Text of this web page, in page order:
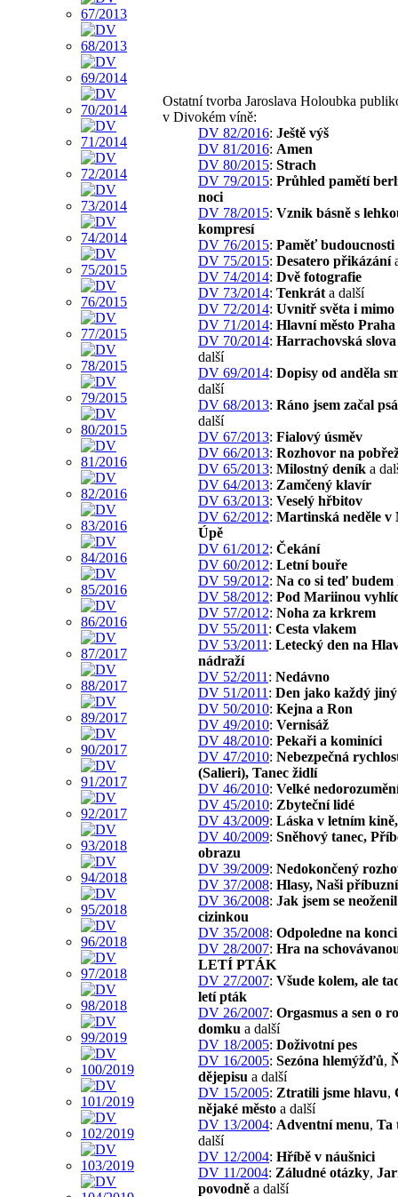
Ostatní tvorba Jaroslava Holoubka
v Divokém víně:
DV 82/2016: Ještě výš
DV 81/2016: Amen
DV 80/2015: Strach
DV 79/2015: Průhled pamětí
noci
DV 78/2015: Vznik básně s
kompresí
DV 76/2015: Paměť budoucnosti
DV 75/2015: Desatero přikázání
DV 74/2014: Dvě fotografie
DV 73/2014: Tenkrát a další
DV 72/2014: Uvnitř světa i mimo
DV 71/2014: Hlavní město Praha
DV 70/2014: Harrachovská
další
DV 69/2014: Dopisy od anděla
další
DV 68/2013: Ráno jsem začal
další
DV 67/2013: Fialový úsměv
DV 66/2013: Rozhovor na
DV 65/2013: Milostný deník a
DV 64/2013: Zamčený klavír
DV 63/2013: Veselý hřbitov
DV 62/2012: Martinská neděle v
Úpě
DV 61/2012: Čekání
DV 60/2012: Letní bouře
DV 59/2012: Na co si teď budem
DV 58/2012: Pod Mariinou
DV 57/2012: Noha za krkrem
DV 55/2011 : Cesta vlakem
DV 53/2011 : Letecký den na
nádraží
DV 52/2011 : Nedávno
DV 51/2011 : Den jako každý jiný
DV 50/2010: Kejna a Ron
DV 49/2010: Vernisáž
DV 48/2010: Pekaři a kominíci
DV 47/2010: Nebezpečná
(Salieri), Tanec židlí
DV 46/2010: Velké
DV 45/2010: Zbyteční lidé
DV 43/2009: Láska v letním
DV 40/2009: Sněhový tanec,
obrazu
DV 39/2009: Nedokončený
DV 37/2008: Hlasy, Naši příbuzní
DV 36/2008: Jak jsem se
cizinkou
DV 35/2008: Odpoledne na
DV 28/2007: Hra na
LETÍ PTÁK
DV 27/2007: Všude kolem, ale
letí pták
DV 26/2007: Orgasmus a sen o
domku a další
DV 18/2005: Doživotní pes
DV 16/2005: Sezóna hlemýžďů,
dějepisu a další
DV 15/2005: Ztratili jsme hlavu,
nějaké město a další
DV 13/2004: Adventní menu, Ta
další
DV 12/2004: Hříbě v náušnici
DV 11/2004: Záludné otázky,
povodně a další